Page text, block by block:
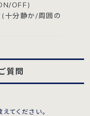
OFF)
十分静か/周囲の
質問
てください。